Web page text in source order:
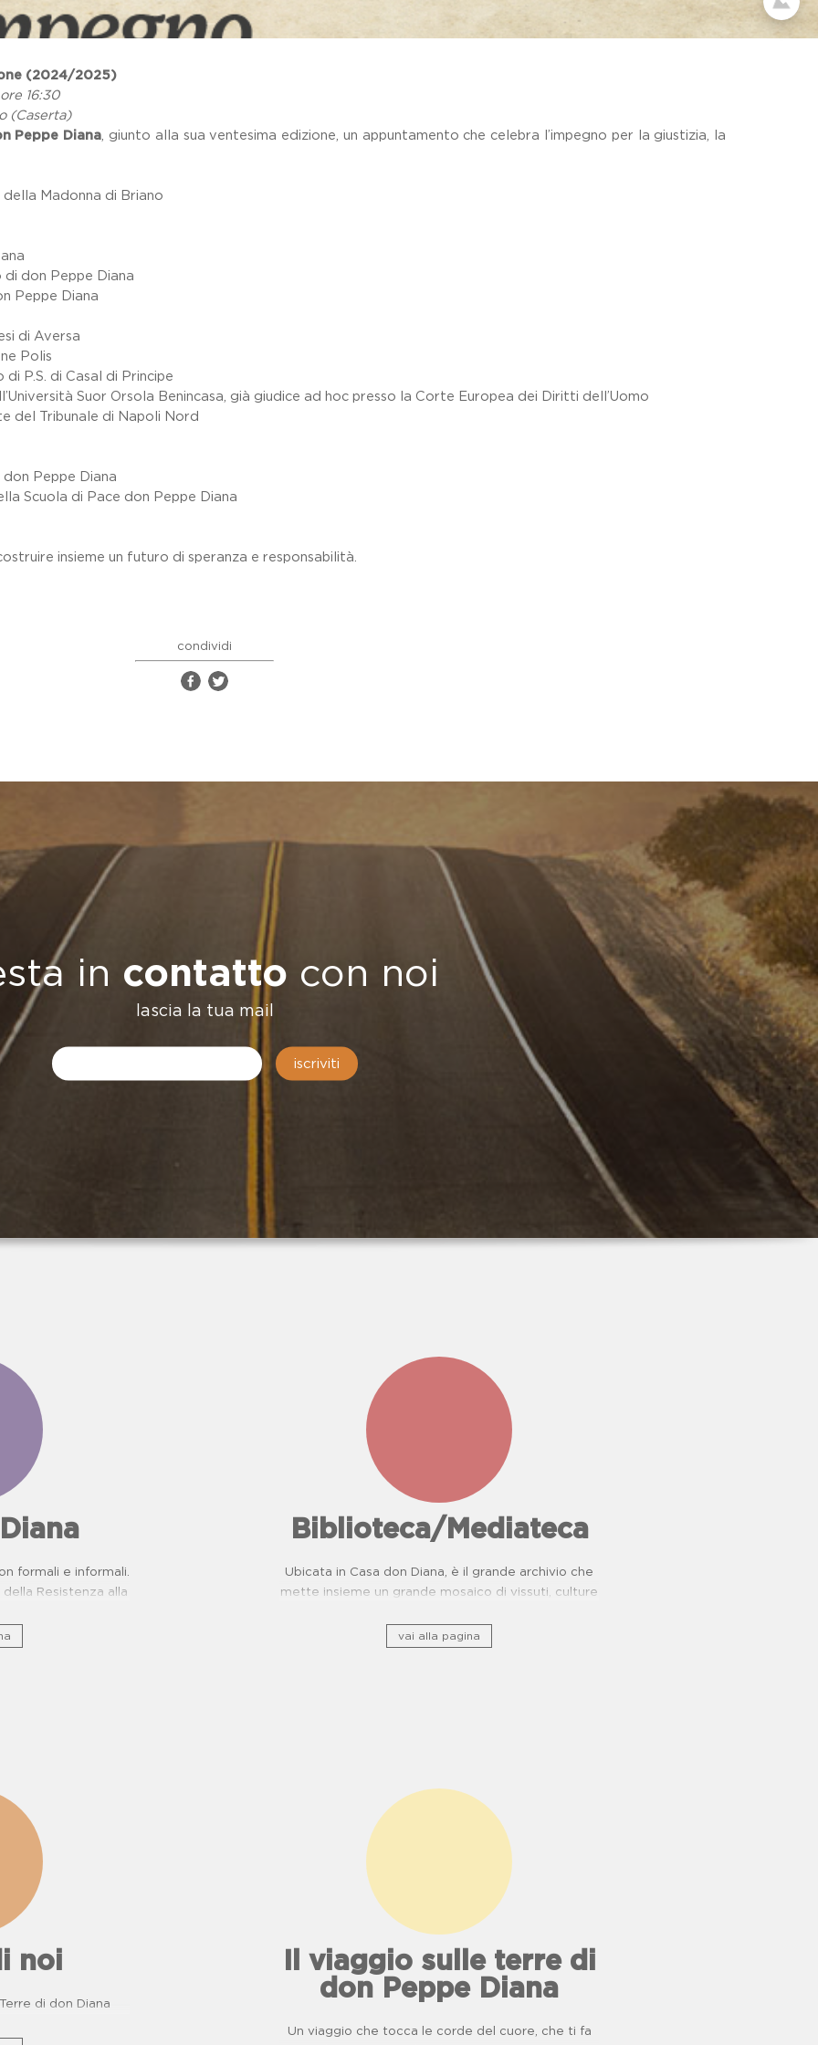
...decisero che
il
messaggio,
l'impegno
sacrificiodi
Giuseppe Diana
non dovessero
dimenticati
(2024/2025)
16:30
(Caserta)
Peppe Diana, giunto alla sua ventesima edizione, un appuntamento che celebra l’impegno per la giustizia, la
Madonna di Briano
di don Peppe Diana
Peppe Diana
di Aversa
Polis
P.S. di Casal di Principe
Suor Orsola Benincasa, già giudice ad hoc presso la Corte Europea dei Diritti dell’Uomo
del Tribunale di Napoli Nord
Peppe Diana
Scuola di Pace don Peppe Diana
insieme un futuro di speranza e responsabilità.
condividi
in contatto con noi
lascia la tua mail
iscriviti
formali e informali.
Resistenza alla
per scuole.
Biblioteca/Mediateca
Ubicata in Casa don Diana, è il grande archivio che
mette insieme un grande mosaico di vissuti, culture
vai alla pagina
noi
di don Diana
Il viaggio sulle terre di
don Peppe Diana
Un viaggio che tocca le corde del cuore, che ti fa